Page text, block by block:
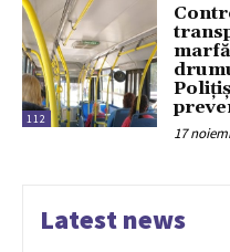
112
17
Latest news